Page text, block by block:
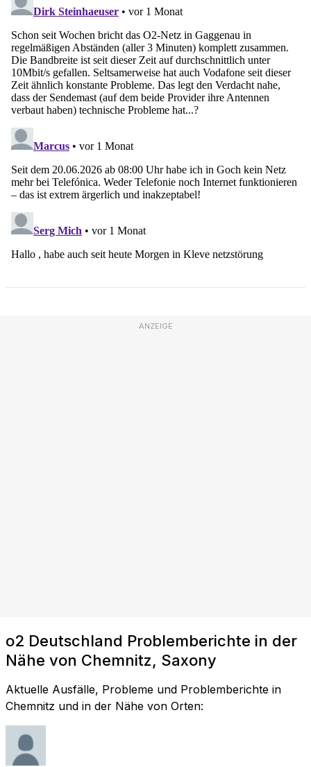
ANZEIGE
o2 Deutschland Problemberichte in der
Nähe von Chemnitz, Saxony
Aktuelle Ausfälle, Probleme und Problemberichte in
Chemnitz und in der Nähe von Orten: